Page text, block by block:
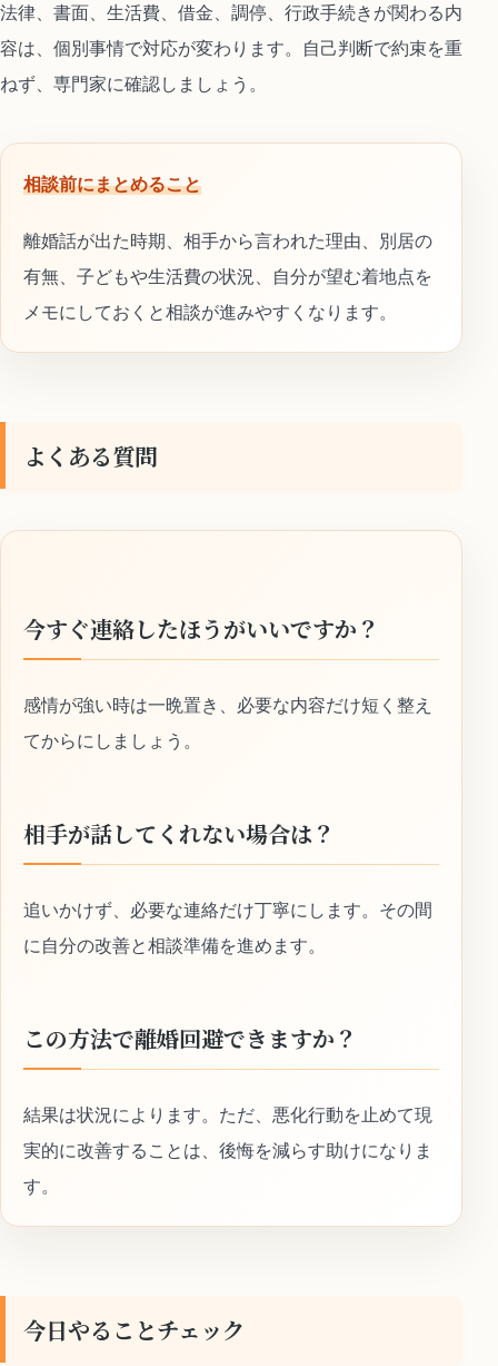
法律、書面、生活費、借金、調停、行政手続きが関わる内
容は、個別事情で対応が変わります。自己判断で約束を重
ねず、専門家に確認しましょう。
相談前にまとめること
離婚話が出た時期、相手から言われた理由、別居の
有無、子どもや生活費の状況、自分が望む着地点を
メモにしておくと相談が進みやすくなります。
よくある質問
今すぐ連絡したほうがいいですか？
感情が強い時は一晩置き、必要な内容だけ短く整え
てからにしましょう。
相手が話してくれない場合は？
追いかけず、必要な連絡だけ丁寧にします。その間
に自分の改善と相談準備を進めます。
この方法で離婚回避できますか？
結果は状況によります。ただ、悪化行動を止めて現
実的に改善することは、後悔を減らす助けになりま
す。
今日やることチェック